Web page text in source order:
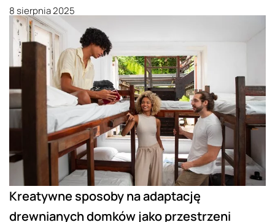
8 sierpnia 2025
Kreatywne sposoby na adaptację
drewnianych domków jako przestrzeni